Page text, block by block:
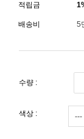
적립금
배송비 5
수량 :
색상 :